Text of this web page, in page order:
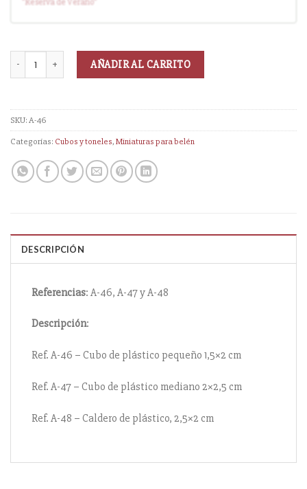
AÑADIR AL CARRITO
SKU:A-46
Categorías: Cubos y toneles,Miniaturas para belén
DESCRIPCIÓN
Referencias: A-46, A-47 y A-48
Descripción:
Ref. A-46 – Cubo de plástico pequeño 1,5×2 cm
Ref. A-47 – Cubo de plástico mediano 2×2,5 cm
Ref. A-48 – Caldero de plástico, 2,5×2 cm